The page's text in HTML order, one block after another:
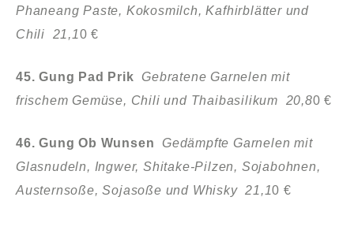
Phaneang Paste, Kokosmilch, Kafhirblätter und
Chili 21,10 €
45. Gung Pad Prik
Gebratene Garnelen mit
frischem Gemüse, Chili und Thaibasilikum 20,80 €
46. Gung Ob Wunsen
Gedämpfte Garnelen mit
Glasnudeln, Ingwer,Shitake-Pilzen, Sojabohnen,
Austernsoße, Sojasoße und Whisky 21,10 €